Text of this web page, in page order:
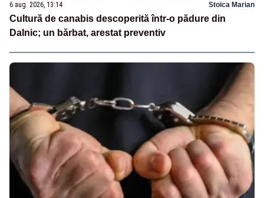
6 aug. 2026, 13:14 Stoica Marian
Cultură de canabis descoperită într-o pădure din
Dalnic; un bărbat, arestat preventiv